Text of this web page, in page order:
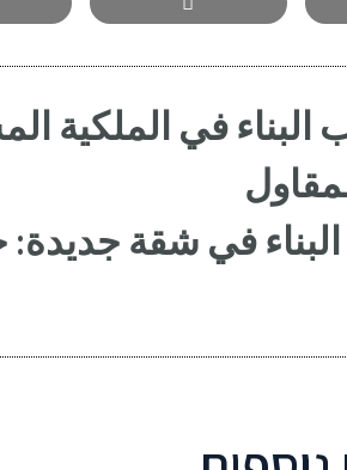
البناء في الملكية
في شقة